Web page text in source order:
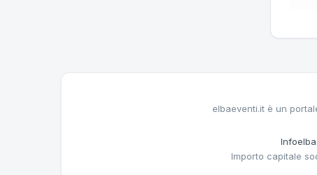
elbaeventi.it è un
Infoelba
Importo capitale